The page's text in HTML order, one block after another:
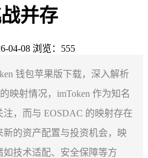
并存
04-08 浏览：555
钱包苹果版下载，深入解析
映射情况，imToken 作为知名
，而与 EOSDAC 的映射存在
的资产配置与投资机会，映
技术适配、安全保障等方